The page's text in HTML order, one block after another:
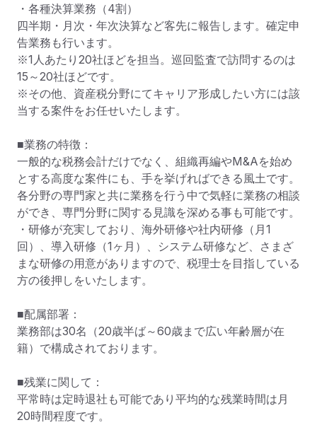
・各種決算業務（4割）
四半期・月次・年次決算など客先に報告します。確定申
告業務も行います。
※1人あたり20社ほどを担当。巡回監査で訪問するのは
15～20社ほどです。
※その他、資産税分野にてキャリア形成したい方には該
当する案件をお任せいたします。
■業務の特徴：
一般的な税務会計だけでなく、組織再編やM&Aを始め
とする高度な案件にも、手を挙げればできる風土です。
各分野の専門家と共に業務を行う中で気軽に業務の相談
ができ、専門分野に関する見識を深める事も可能です。
・研修が充実しており、海外研修や社内研修（月1
回）、導入研修（1ヶ月）、システム研修など、さまざ
まな研修の用意がありますので、税理士を目指している
方の後押しをいたします。
■配属部署：
業務部は30名（20歳半ば～60歳まで広い年齢層が在
籍）で構成されております。
■残業に関して：
平常時は定時退社も可能であり平均的な残業時間は月
20時間程度です。